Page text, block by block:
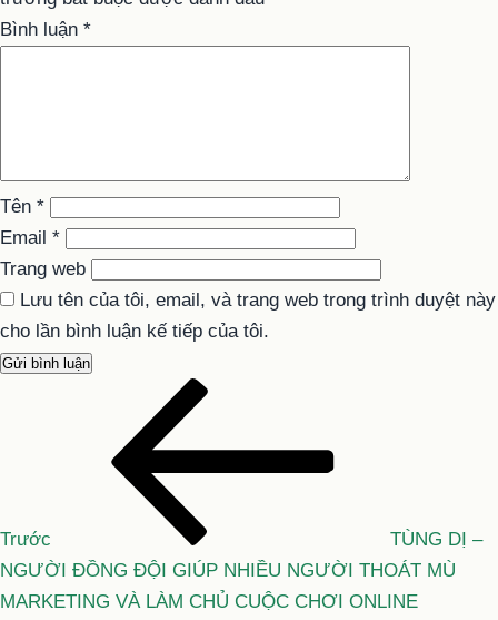
Bình luận *
Tên *
Email *
Trang web
Lưu tên của tôi, email, và trang web trong trình duyệt này
cho lần bình luận kế tiếp của tôi.
viết
Trước
TÙNG DỊ –
NGƯỜI ĐỒNG ĐỘI GIÚP NHIỀU NGƯỜI THOÁT MÙ
MARKETING VÀ LÀM CHỦ CUỘC CHƠI ONLINE